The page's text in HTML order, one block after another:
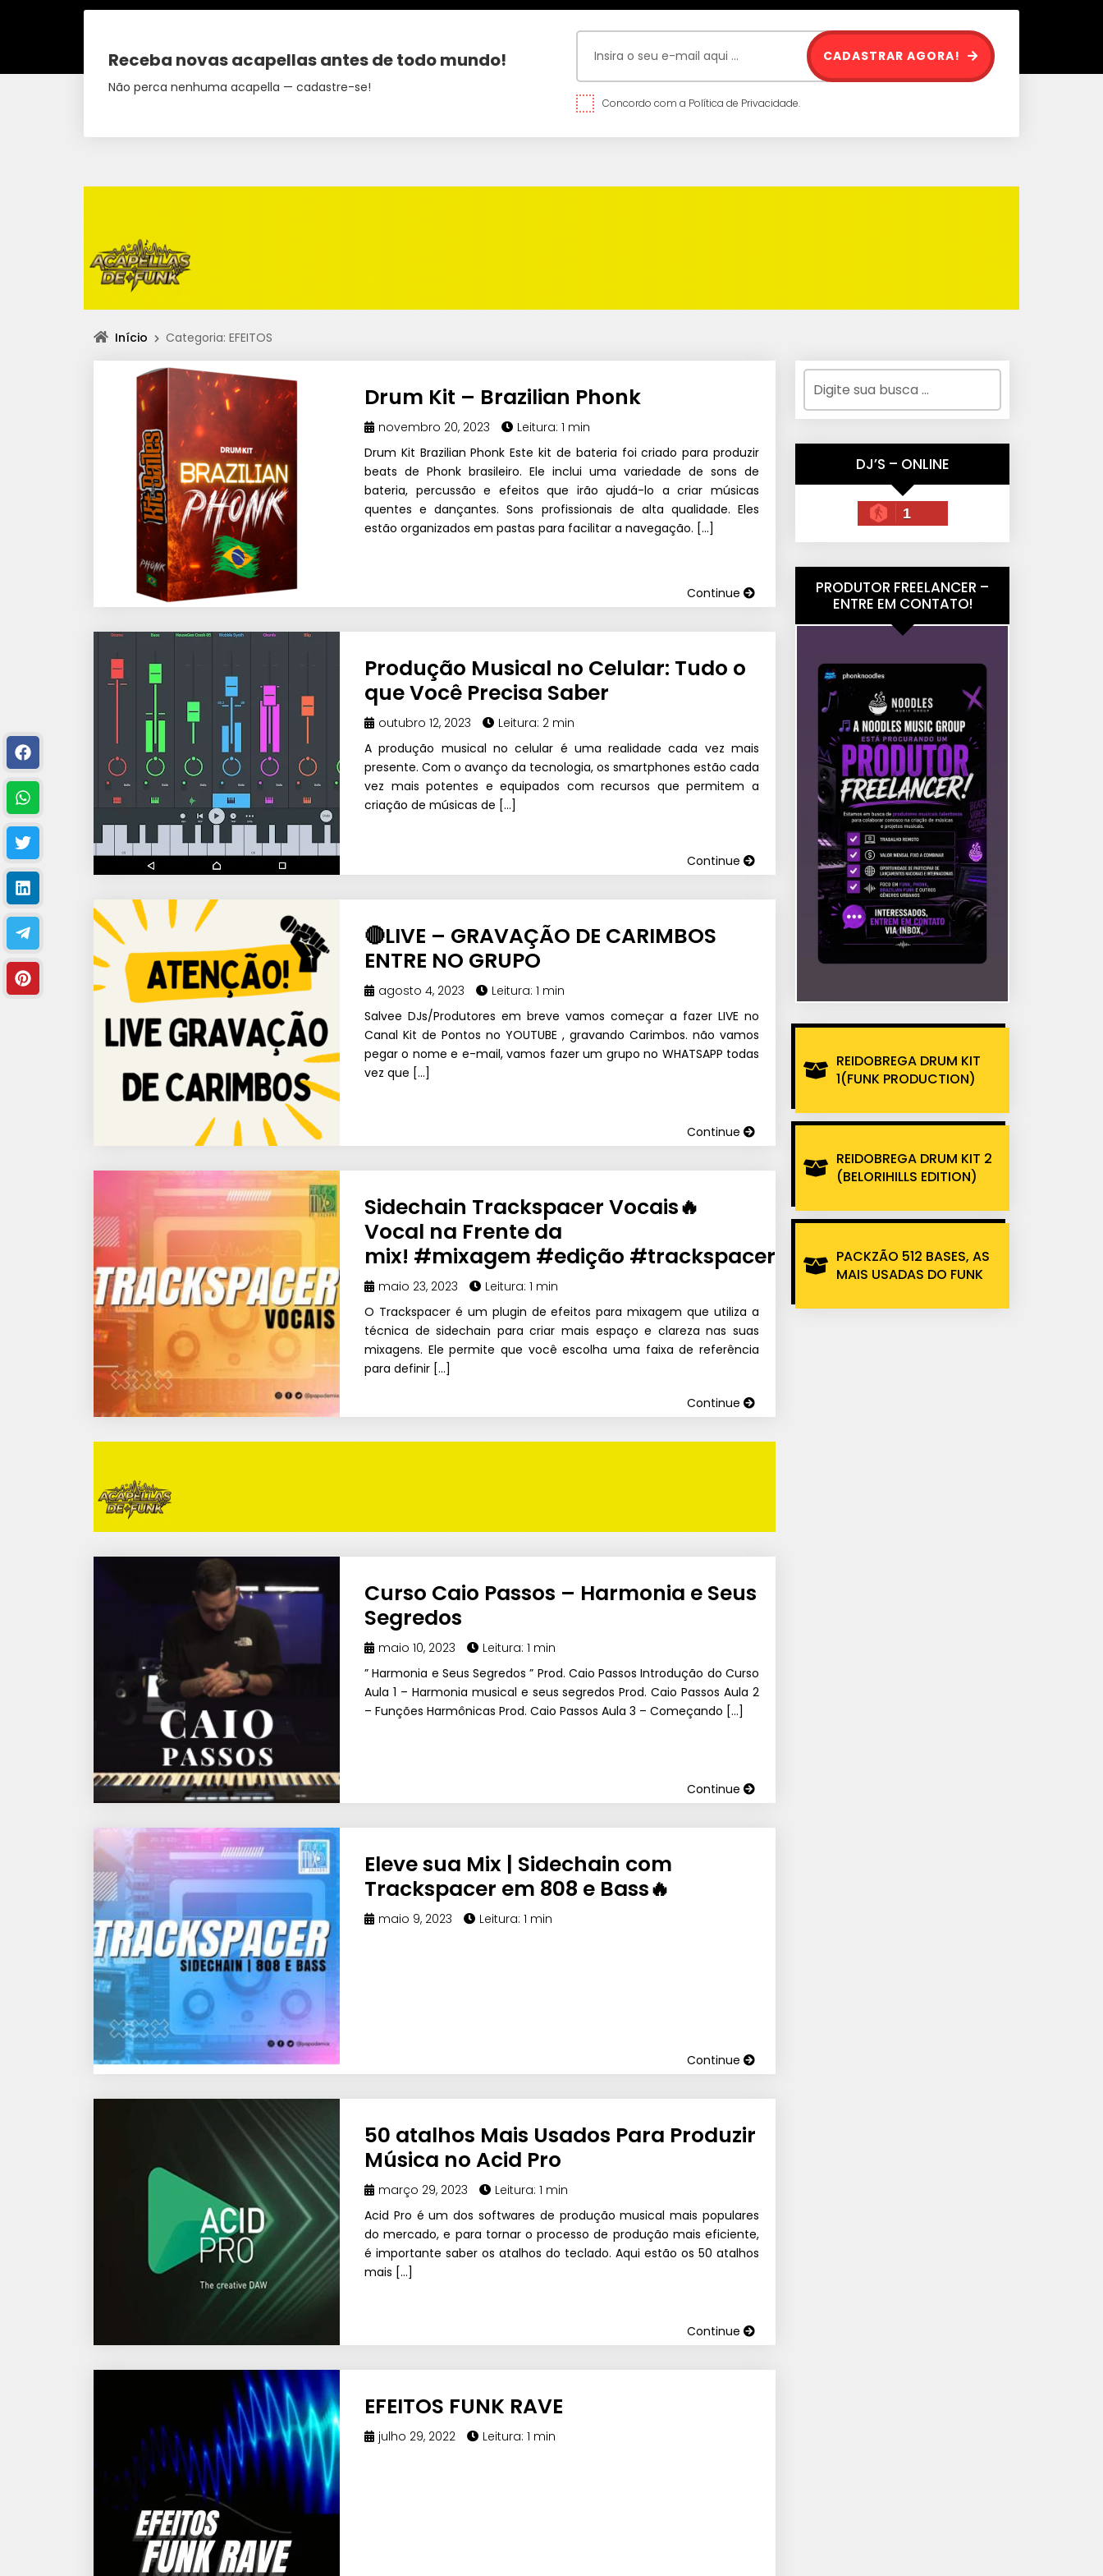
Receba novas acapellas antes de todo mundo!
Não perca nenhuma acapella — cadastre-se!
Concordo com a Política de Privacidade.
CADASTRAR AGORA!
Início Categoria: EFEITOS
Drum Kit – Brazilian Phonk
novembro 20, 2023
Leitura: 1 min
Drum Kit Brazilian Phonk Este kit de bateria foi criado para produzir
beats de Phonk brasileiro. Ele inclui uma variedade de sons de
bateria, percussão e efeitos que irão ajudá-lo a criar músicas
quentes e dançantes. Sons profissionais de alta qualidade. Eles
estão organizados em pastas para facilitar a navegação. […]
Continue
Produção Musical no Celular: Tudo o
que Você Precisa Saber
outubro 12, 2023
Leitura: 2 min
A produção musical no celular é uma realidade cada vez mais
presente. Com o avanço da tecnologia, os smartphones estão cada
vez mais potentes e equipados com recursos que permitem a
criação de músicas de […]
Continue
🔴LIVE – GRAVAÇÃO DE CARIMBOS
ENTRE NO GRUPO
agosto 4, 2023
Leitura: 1 min
Salvee DJs/Produtores em breve vamos começar a fazer LIVE no
Canal Kit de Pontos no YOUTUBE , gravando Carimbos. não vamos
pegar o nome e e-mail, vamos fazer um grupo no WHATSAPP todas
vez que […]
Continue
Sidechain Trackspacer Vocais🔥
Vocal na Frente da
mix! #mixagem #edição #trackspacer
maio 23, 2023
Leitura: 1 min
O Trackspacer é um plugin de efeitos para mixagem que utiliza a
técnica de sidechain para criar mais espaço e clareza nas suas
mixagens. Ele permite que você escolha uma faixa de referência
para definir […]
Continue
Curso Caio Passos – Harmonia e Seus
Segredos
maio 10, 2023
Leitura: 1 min
” Harmonia e Seus Segredos ” Prod. Caio Passos Introdução do Curso
Aula 1 – Harmonia musical e seus segredos Prod. Caio Passos Aula 2
– Funções Harmônicas Prod. Caio Passos Aula 3 – Começando […]
Continue
Eleve sua Mix | Sidechain com
Trackspacer em 808 e Bass🔥
maio 9, 2023 Leitura: 1 min
Continue
50 atalhos Mais Usados Para Produzir
Música no Acid Pro
março 29, 2023
Leitura: 1 min
Acid Pro é um dos softwares de produção musical mais populares
do mercado, e para tornar o processo de produção mais eficiente,
é importante saber os atalhos do teclado. Aqui estão os 50 atalhos
mais […]
Continue
EFEITOS FUNK RAVE
julho 29, 2022 Leitura: 1 min
DJ’S – ONLINE
1
PRODUTOR FREELANCER –
ENTRE EM CONTATO!
REIDOBREGA DRUM KIT
1(FUNK PRODUCTION)
REIDOBREGA DRUM KIT 2
(BELORIHILLS EDITION)
PACKZÃO 512 BASES, AS
MAIS USADAS DO FUNK